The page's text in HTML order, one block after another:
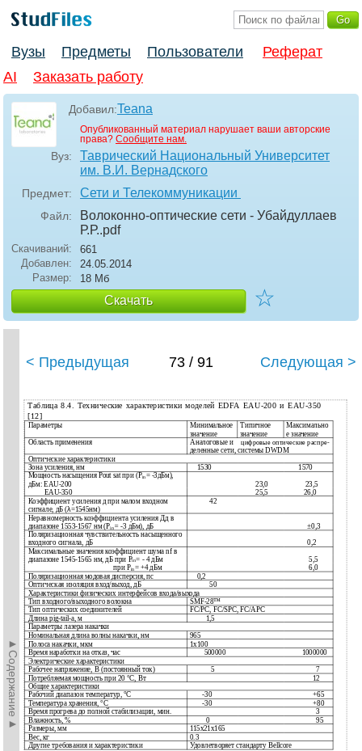
Вузы Предметы Пользователи
Реферат
AI
Заказать работу
Добавил:Teana
Опубликованный материал нарушает ваши авторские
права? Сообщите нам.
Вуз:
Таврический Национальный Университет
им. В.И. Вернадского
Предмет: Сети и Телекоммуникации
Файл:
Волоконно-оптические сети - Убайдуллаев
Р.Р..pdf
Скачиваний:
661
Добавлен:
24.05.2014
Размер:
18 Мб
Скачать ☆
►Содержание►
< Предыдущая 73 / 91 Следующая >
Таблица 8.4. Технические характеристики моделей EDFA EAU-200 и EAU-350
[12]
Параметры Минимальное Типичное
Максимально
значение
значение е значение
Область применения Аналоговые и цифровые оптические распре-
деленные сети, системы DWDM
Оптические характеристики
Зона усиления, нм
1530 1570
Мощность насыщения Pout sat при (Рin= -3дБм),
23,0
23,5
дБм: EAU-200
EAU-350 25,5
26,0
Коэффициент усиления д при малом входном
42
сигнале, дБ (λ=1545нм)
Неравномерность коэффициента усиления Дд в
диапазоне 1553-1567 нм (Pin=-3 дБм), дБ ±0,3
Поляризационная чувствительность насыщенного
входного сигнала, дБ
0,2
Максимальные значения коэффициент шума nf в
диапазоне 1545-1565 нм, дБ при Рin= - 4 дБм
5,5
при Рin= +4 дБм
6,0
Поляризационная модовая дисперсия, пс
0,2
Оптическая изоляция вход/выход, дБ
50
Характеристики физических интерфейсов входа/выхода
Тип входного/выходного волокна
SMF-28™
Тип оптических соединителей
FC/PC, FC/SPC, FC/APC
Длина pig-tail-a, м
1,5
Параметры лазера накачки
Номинальная длина волны накачки, нм
965
Полоса накачки, мкм
1х100
Время наработки на отказ, час 500000
1000000
Электрические характеристики
Рабочее напряжение, В (постоянный ток)
5 7
Потребляемая мощность при 20 °С, Вт
12
Общие характеристики
Рабочий диапазон температур, °С -30
+65
Температура хранения, °С
-30
+80
Время прогрева до полной стабилизации, мин.
3
Влажность, % 0
95
Размеры, мм
115х21х165
Вес, кг
0.3
Другие требования и характеристики
Удовлетворяет стандарту Bellcore